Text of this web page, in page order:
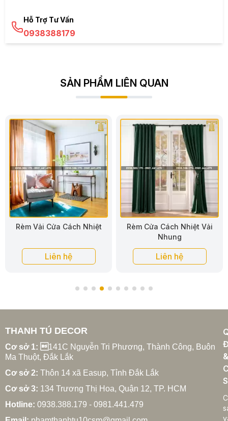
Hỗ Trợ Tư Vấn
0938388179
SẢN PHẨM LIÊN QUAN
Rèm Vải Cửa Cách Nhiệt
Liên hệ
Rèm Cửa Cách Nhiệt Vải
Nhung
Liên hệ
THANH TÚ DECOR
Cơ sở 1: 141C Nguyễn Tri Phương, Thành Công, Buôn
Ma Thuột, Đắk Lắk
Cơ sở 2: Thôn 14 xã Easup, Tỉnh Đắk Lắk
Cơ sở 3: 134 Trương Thị Hoa, Quận 12, TP. HCM
Hotline: 0938.388.179 - 0981.441.479
&